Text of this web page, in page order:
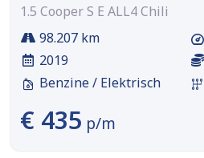
1.5 Cooper S E ALL4 Chili
98.207 km
2019
Benzine / Elektrisch
€ 435 p/m